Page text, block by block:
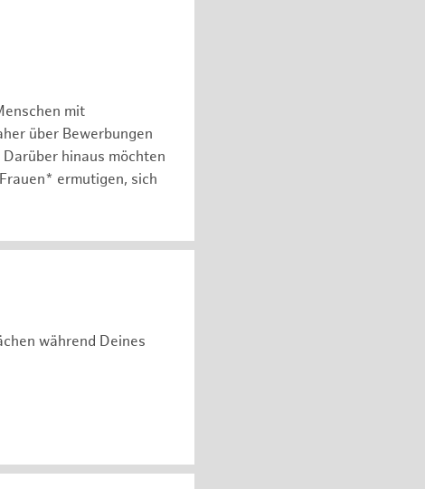
mit
über Bewerbungen
hinaus möchten
ermutigen, sich
während Deines